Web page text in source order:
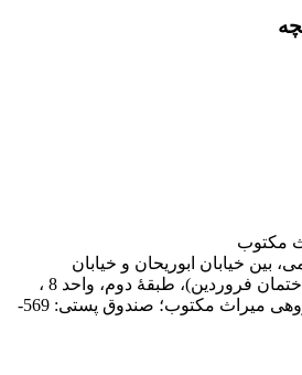
بین خیابان ابوریحان و خیابان
دانشگاه، شمارۀ 1182 (ساختمان فروردین)، طبقۀ دوم، واحد 8 ،
روابط عمومی مؤسسه پژوهی میراث مکتوب؛ صندوق پستی: 569-